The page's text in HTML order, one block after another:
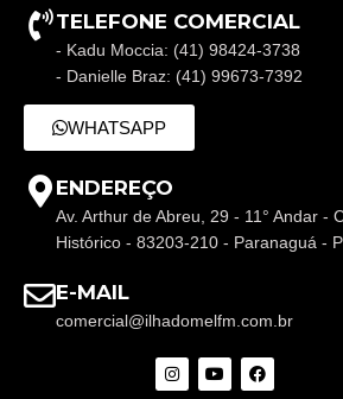
TELEFONE COMERCIAL
- Kadu Moccia: (41) 98424-3738
- Danielle Braz: (41) 99673-7392
WHATSAPP
ENDEREÇO
Av. Arthur de Abreu, 29 - 11° Andar -
Histórico - 83203-210 - Paranaguá -
E-MAIL
comercial@ilhadomelfm.com.br